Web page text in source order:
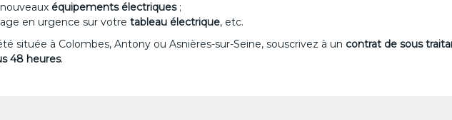
équipements électriques;
en urgence sur votre tableau électrique, etc.
située à Colombes, Antony ou Asnières-sur-Seine, souscrivez à un contrat de sous
48 heures.